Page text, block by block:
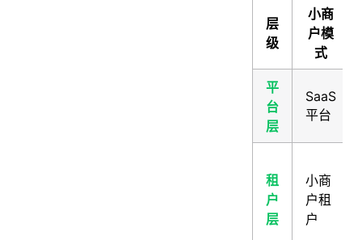
层
级
小商
户模
式
平
台
层
SaaS
平台
租
户
层
小商
户租
户